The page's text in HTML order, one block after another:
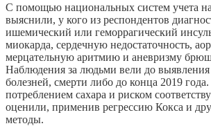
С помощью национальных систем учета
выяснили, у кого из респондентов
ишемический или геморрагический
миокарда, сердечную недостаточность,
мерцательную аритмию и аневризму
Наблюдения за людьми вели до выявления
болезней, смерти либо до конца 2019
потреблением сахара и риском
оценили, применив регрессию Кокса и
методы.